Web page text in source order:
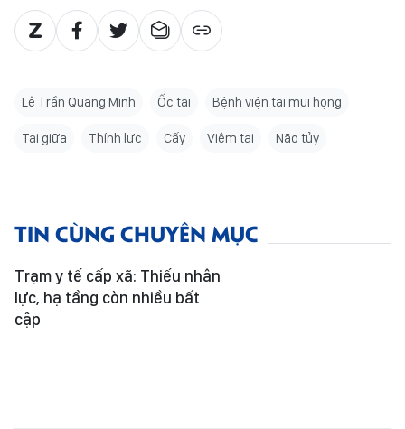
Lê Trần Quang Minh Ốc tai Bệnh viện tai mũi họng
Tai giữa Thính lực Cấy Viêm tai Não tủy
TIN CÙNG CHUYÊN MỤC
Trạm y tế cấp xã: Thiếu nhân
lực, hạ tầng còn nhiều bất
cập